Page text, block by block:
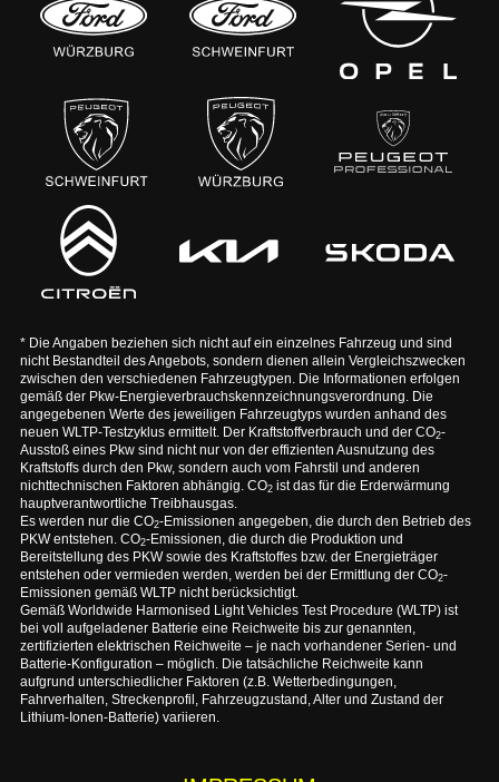
* Die Angaben beziehen sich nicht auf ein einzelnes Fahrzeug und sind
nicht Bestandteil des Angebots, sondern dienen allein Vergleichszwecken
zwischen den verschiedenen Fahrzeugtypen. Die Informationen erfolgen
gemäß der Pkw-Energieverbrauchskennzeichnungsverordnung. Die
angegebenen Werte des jeweiligen Fahrzeugtyps wurden anhand des
neuen WLTP-Testzyklus ermittelt. Der Kraftstoffverbrauch und der CO2-
Ausstoß eines Pkw sind nicht nur von der effizienten Ausnutzung des
Kraftstoffs durch den Pkw, sondern auch vom Fahrstil und anderen
nichttechnischen Faktoren abhängig. CO2ist das für die Erderwärmung
hauptverantwortliche Treibhausgas.
Es werden nur die CO2-Emissionen angegeben, die durch den Betrieb des
PKW entstehen. CO2-Emissionen, die durch die Produktion und
Bereitstellung des PKW sowie des Kraftstoffes bzw. der Energieträger
entstehen oder vermieden werden, werden bei der Ermittlung der CO2-
Emissionen gemäß WLTP nicht berücksichtigt.
Gemäß Worldwide Harmonised Light Vehicles Test Procedure (WLTP) ist
bei voll aufgeladener Batterie eine Reichweite bis zur genannten,
zertifizierten elektrischen Reichweite – je nach vorhandener Serien- und
Batterie-Konfiguration – möglich. Die tatsächliche Reichweite kann
aufgrund unterschiedlicher Faktoren (z.B. Wetterbedingungen,
Fahrverhalten, Streckenprofil, Fahrzeugzustand, Alter und Zustand der
Lithium-Ionen-Batterie) variieren.